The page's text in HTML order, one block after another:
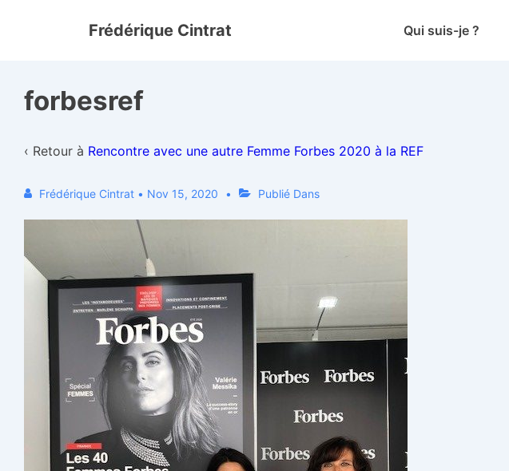
principal
Frédérique Cintrat
MainQui suis-je ?
forbesref
‹ Retour à Rencontre avec une autre Femme Forbes 2020 à la REF
Frédérique Cintrat • Nov 15, 2020 Publié Dans